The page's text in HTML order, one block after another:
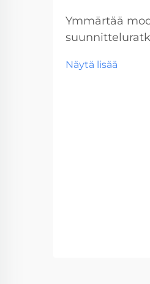
Ymmärtää
vessatilojen
Näytä lisää